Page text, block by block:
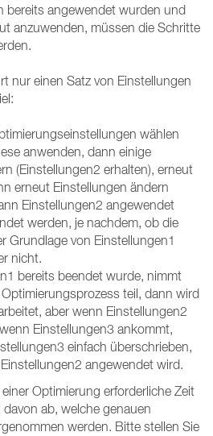
bereits angewendet wurden und
anzuwenden, müssen die Schritte
nur einen Satz von Einstellungen
wählen
anwenden, dann einige
(Einstellungen2 erhalten), erneut
erneut Einstellungen ändern
Einstellungen2 angewendet
werden, je nachdem, ob die
Grundlage von Einstellungen1
nicht.
bereits beendet wurde, nimmt
teil, dann wird
aber wenn Einstellungen2
Einstellungen3 ankommt,
einfach überschrieben,
angewendet wird.
Optimierung erforderliche Zeit
ab, welche genauen
werden. Bitte stellen Sie